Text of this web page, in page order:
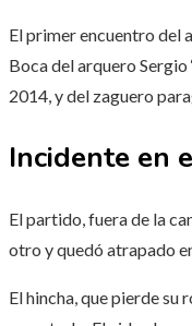
El primer encuentro del
Boca del arquero
2014, y del zaguero
Incidente en
El partido, fuera de la
otro y quedó atrapado
El hincha, que pierde